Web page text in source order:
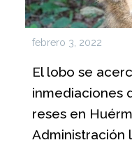
febrero 3, 2022
El lobo se
inmediaciones
reses en
Administración